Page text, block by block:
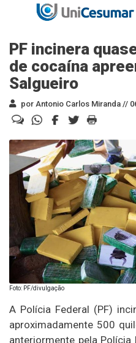
PF incinera
de cocaína
Salgueiro
por Antonio Carlos Miranda //
Foto: PF/divulgação
A Polícia Federal (PF)
aproximadamente 500
anteriormente pela Polícia